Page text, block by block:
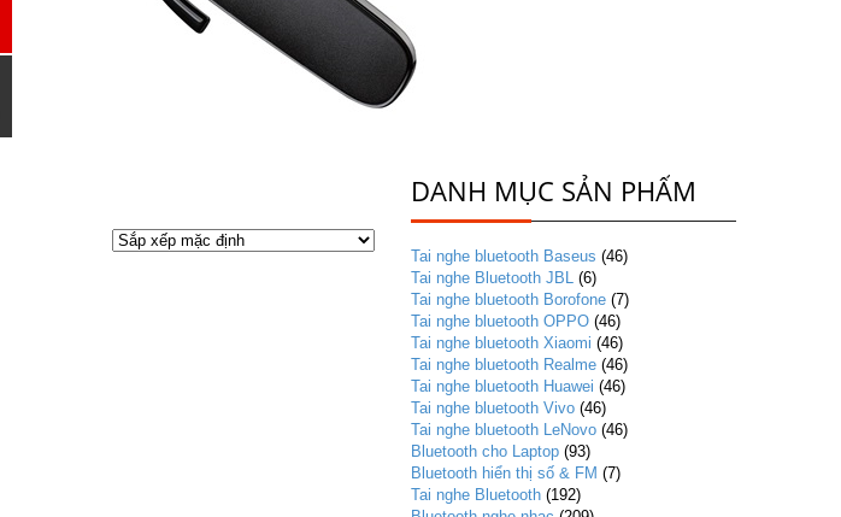
DANH MỤC SẢN PHẨM
Tai nghe bluetooth Baseus (46)
Tai nghe Bluetooth JBL (6)
Tai nghe bluetooth Borofone (7)
Tai nghe bluetooth OPPO (46)
Tai nghe bluetooth Xiaomi (46)
Tai nghe bluetooth Realme (46)
Tai nghe bluetooth Huawei (46)
Tai nghe bluetooth Vivo (46)
Tai nghe bluetooth LeNovo (46)
Bluetooth cho Laptop (93)
Bluetooth hiển thị số & FM (7)
Tai nghe Bluetooth (192)